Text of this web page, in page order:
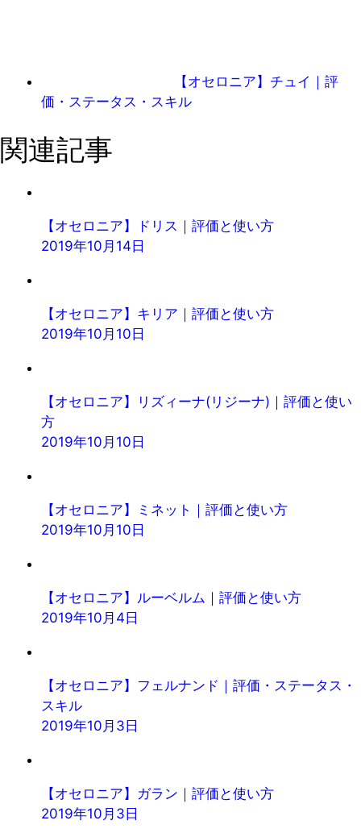
【オセロニア】チュイ｜評
価・ステータス・スキル
関連記事
【オセロニア】ドリス｜評価と使い方
2019年10月14日
【オセロニア】キリア｜評価と使い方
2019年10月10日
【オセロニア】リズィーナ(リジーナ)｜評価と使い
方
2019年10月10日
【オセロニア】ミネット｜評価と使い方
2019年10月10日
【オセロニア】ルーベルム｜評価と使い方
2019年10月4日
【オセロニア】フェルナンド｜評価・ステータス・
スキル
2019年10月3日
【オセロニア】ガラン｜評価と使い方
2019年10月3日